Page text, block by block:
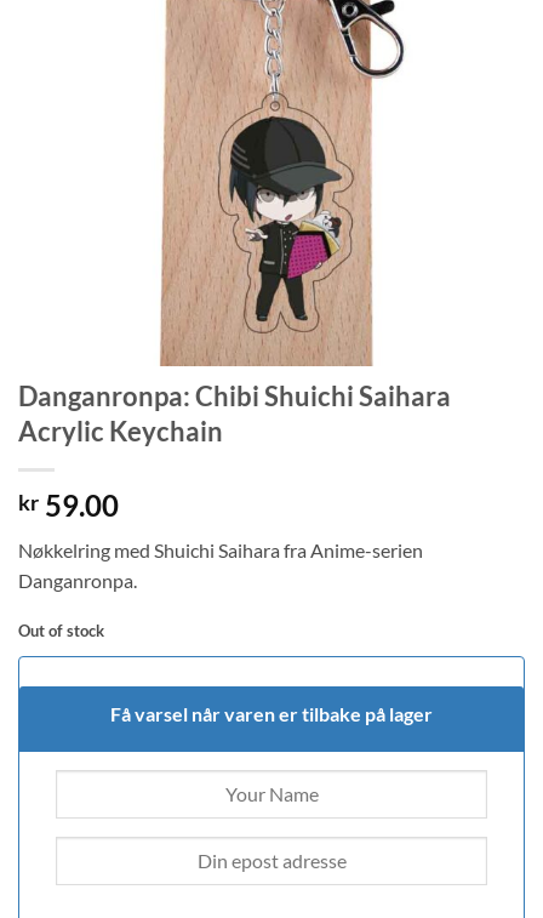
Danganronpa: Chibi Shuichi Saihara
Acrylic Keychain
kr 59.00
Nøkkelring med Shuichi Saihara fra Anime-serien
Danganronpa.
Out of stock
Få varsel når varen er tilbake på lager